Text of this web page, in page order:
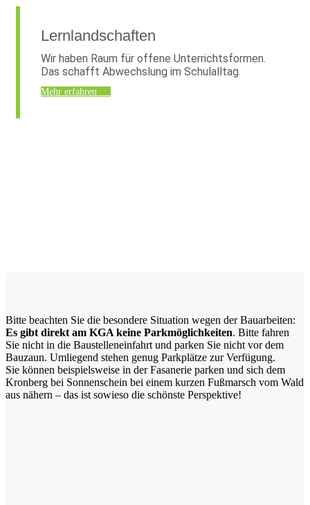
Lernlandschaften
Wir haben Raum für offene Unterrichtsformen.
Das schafft Abwechslung im Schulalltag.
Mehr erfahren
Bitte beachten Sie die besondere Situation wegen der Bauarbeiten:
Es gibt direkt am KGA keine Parkmöglichkeiten. Bitte fahren
Sie nicht in die Baustelleneinfahrt und parken Sie nicht vor dem
Bauzaun. Umliegend stehen genug Parkplätze zur Verfügung.
Sie können beispielsweise in der Fasanerie parken und sich dem
Kronberg bei Sonnenschein bei einem kurzen Fußmarsch vom Wald
aus nähern – das ist sowieso die schönste Perspektive!